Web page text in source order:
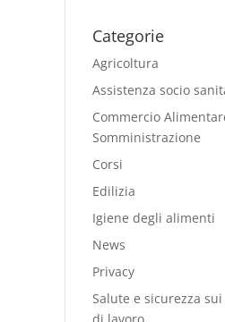
Categorie
Agricoltura
Assistenza socio
Commercio
Somministrazione
Corsi
Edilizia
Igiene degli alimenti
News
Privacy
Salute e sicurezza